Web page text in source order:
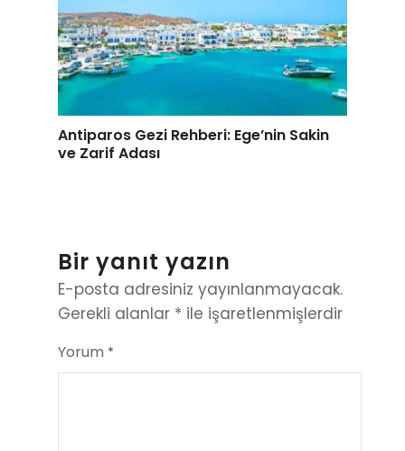
Antiparos Gezi Rehberi: Ege’nin Sakin
ve Zarif Adası
Bir yanıt yazın
E-posta adresiniz yayınlanmayacak.
Gerekli alanlar * ile işaretlenmişlerdir
Yorum *